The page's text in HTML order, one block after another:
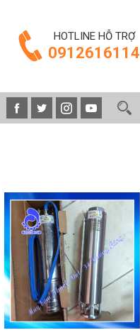
HOTLINE HỖ TRỢ
0912616114